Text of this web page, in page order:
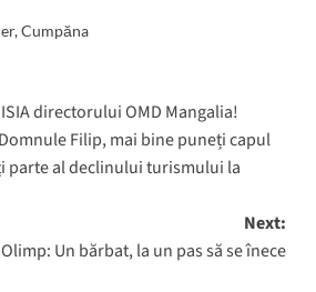
,Cumpăna
directorului OMD Mangalia!
Filip, mai bine puneți capul
parte al declinului turismului la
Next:
Olimp: Un bărbat, la un pas să se înece